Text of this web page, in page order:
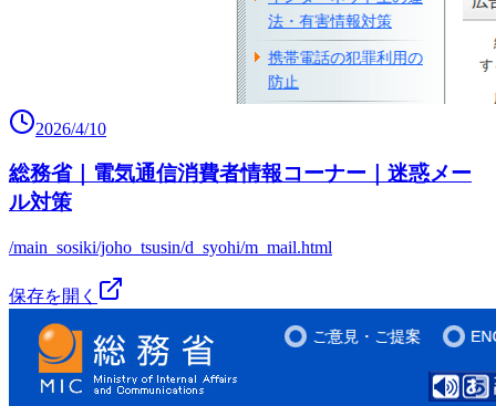
2026/4/10
総務省｜電気通信消費者情報コーナー｜迷惑メー
ル対策
/main_sosiki/joho_tsusin/d_syohi/m_mail.html
保存を開く